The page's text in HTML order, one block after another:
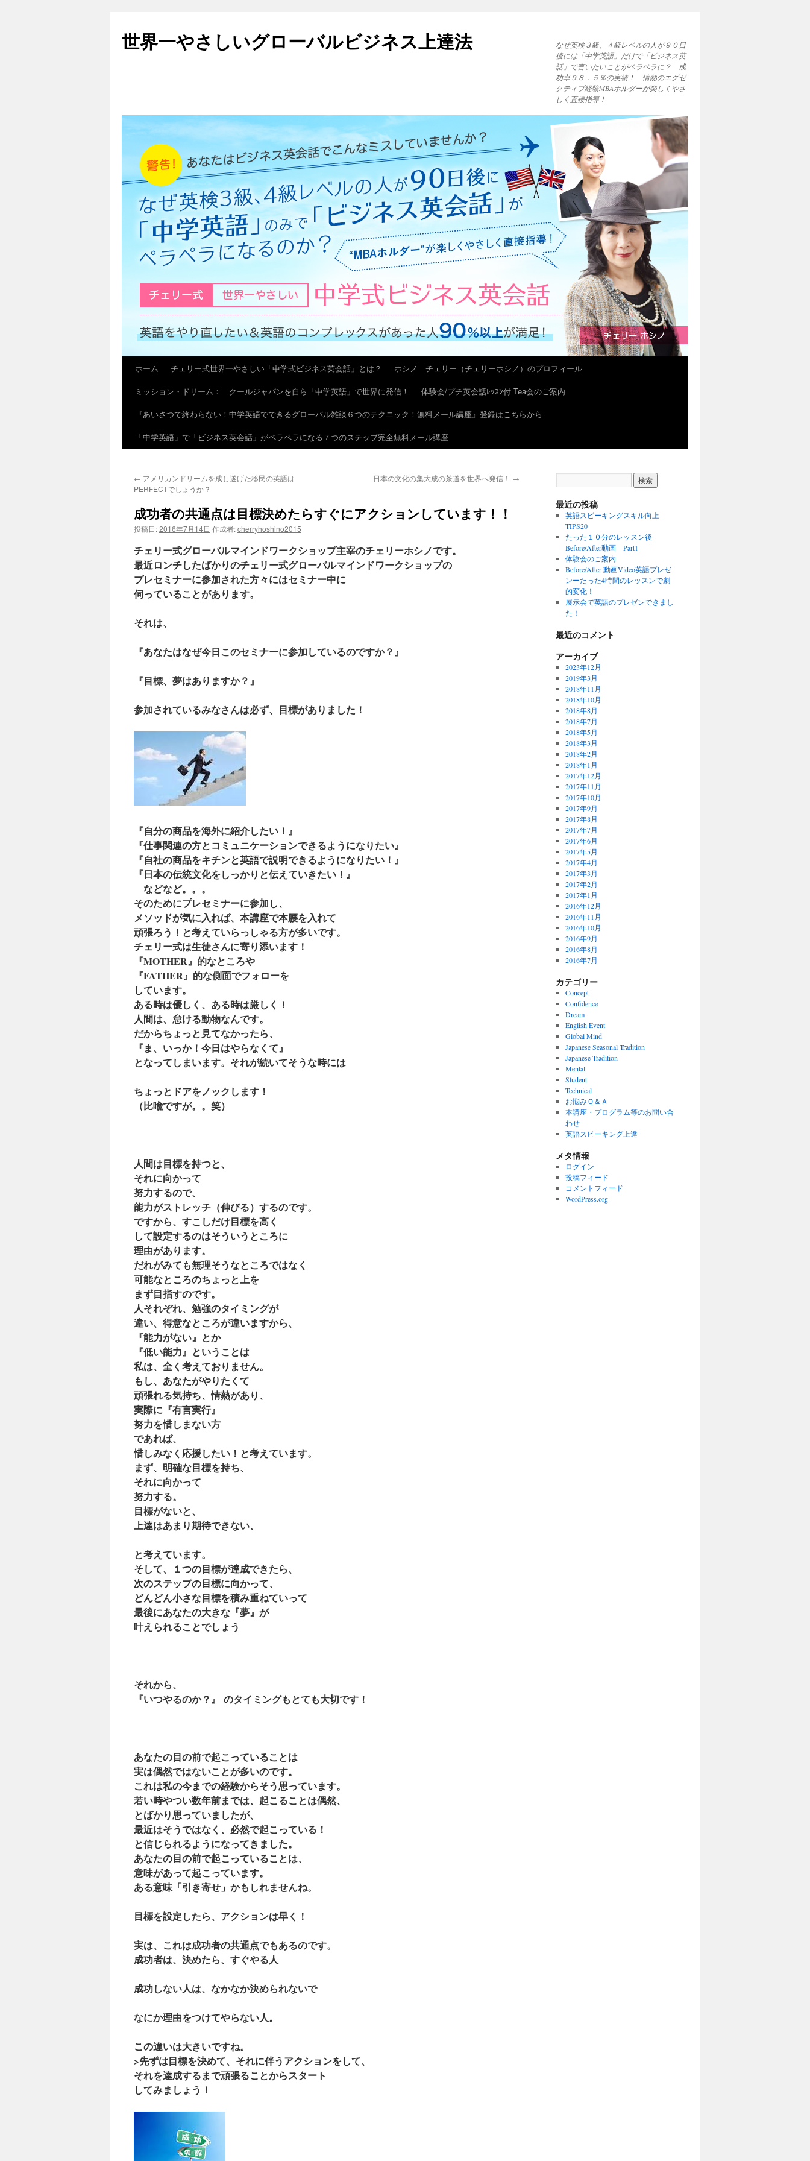
世界一やさしいグローバルビジネス上達法
なぜ英検３級、４級レベルの人が９０日
後には「中学英語」だけで「ビジネス英
話」で言いたいことがペラペラに？ 成
功率９８．５％の実績！ 情熱のエグゼ
クティブ経験MBAホルダーが楽しくやさ
しく直接指導！
キ
ッ
ホーム チェリー式世界一やさしい「中学式ビジネス英会話」とは？
ホシノ チェリー（チェリーホシノ）のプロフィール
ミッション・ドリーム： クールジャパンを自ら「中学英語」で世界に発信！
体験会/プチ英会話ﾚｯｽﾝ付 Tea会のご案内
『あいさつで終わらない！中学英語でできるグローバル雑談６つのテクニック！無料メール講座』登録はこちらから
「中学英語」で「ビジネス英会話」がペラペラになる７つのステップ完全無料メール講座
← アメリカンドリームを成し遂げた移民の英語は
PERFECTでしょうか？
日本の文化の集大成の茶道を世界へ発信！ →
成功者の共通点は目標決めたらすぐにアクションしています！！
投稿日:2016年7月14日 作成者:cherryhoshino2015
チェリー式グローバルマインドワークショップ主宰のチェリーホシノです。
最近ロンチしたばかりのチェリー式グローバルマインドワークショップの
プレセミナーに参加された方々にはセミナー中に
伺っていることがあります。
それは、
『あなたはなぜ今日このセミナーに参加しているのですか？』
『目標、夢はありますか？』
参加されているみなさんは必ず、目標がありました！
『自分の商品を海外に紹介したい！』
『仕事関連の方とコミュニケーションできるようになりたい』
『自社の商品をキチンと英語で説明できるようになりたい！』
『日本の伝統文化をしっかりと伝えていきたい！』
などなど。。。
そのためにプレセミナーに参加し、
メソッドが気に入れば、本講座で本腰を入れて
頑張ろう！と考えていらっしゃる方が多いです。
チェリー式は生徒さんに寄り添います！
『MOTHER』的なところや
『FATHER』的な側面でフォローを
しています。
ある時は優しく、ある時は厳しく！
人間は、怠ける動物なんです。
だからちょっと見てなかったら、
『ま、いっか！今日はやらなくて』
となってしまいます。それが続いてそうな時には
ちょ っとドアをノックします！
（比喩ですが。。笑）
人間は目標を持つと、
それに向かって
努力するので、
能力がストレッチ（伸びる）するのです。
ですから、すこしだけ目標を高く
して設定するのはそういうところに
理由があります。
だれがみても無理そうなところではなく
可能なところのちょっと上を
まず目指すのです。
人それぞれ、勉強のタイミングが
違い、得意なところが違いますから、
『能力がない』とか
『低い能力』ということは
私は、全く考えておりません。
もし、あなたがやりたくて
頑張れる気持ち、情熱があり、
実際に『有言実行』
努力を惜しまない方
であれば、
惜しみなく応援したい！と考えています。
まず、明確な目標を持ち、
それに向かって
努力する。
目標がないと、
上達はあまり期待できない、
と考えています。
そして、１つの目標が達成できたら、
次のステップの目標に向かって、
どんどん小さな目標を積み重ねていって
最後にあなたの大きな『夢』が
叶えられることでしょう
それから、
『いつやるのか？』 のタイミングもとても大切です！
あなたの目の前で起こっていることは
実は偶然ではないことが多いのです。
これは私の今までの経験からそう思っています。
若い時やつい数年前までは、起こることは偶然、
とばかり思っていましたが、
最近はそうではなく、必然で起こっている！
と信じられるようになってきました。
あなたの目の前で起こっていることは、
意味があって起こっています。
ある意味「引き寄せ」かもしれませんね。
目標を設定したら、アクションは早く！
実は、これは成功者の共通点でもあるのです。
成功者は、決めたら、すぐやる人
成功しない人は、なかなか決められないで
なにか理由をつけてやらない人。
この違いは大きいですね。
>先ずは目標を決めて、それに伴うアクションをして、
それを達成するまで頑張ることからスタート
してみましょう！
最近の投稿
英語スピーキングスキル向上
TIPS20
たった１０分のレッスン後
Before/After動画 Part1
体験会のご案内
Before/After 動画Video英語プレゼ
ンーたった4時間のレッスンで劇
的変化！
展示会で英語のプレゼンできまし
た！
最近のコメント
アーカイブ
2023年12月
2019年3月
2018年11月
2018年10月
2018年8月
2018年7月
2018年5月
2018年3月
2018年2月
2018年1月
2017年12月
2017年11月
2017年10月
2017年9月
2017年8月
2017年7月
2017年6月
2017年5月
2017年4月
2017年3月
2017年2月
2017年1月
2016年12月
2016年11月
2016年10月
2016年9月
2016年8月
2016年7月
カテゴリー
Concept
Confidence
Dream
English Event
Global Mind
Japanese Seasonal Tradition
Japanese Tradition
Mental
Student
Technical
お悩みＱ＆Ａ
本講座・プログラム等のお問い合
わせ
英語スピーキング上達
メタ情報
ログイン
投稿フィード
コメントフィード
WordPress.org